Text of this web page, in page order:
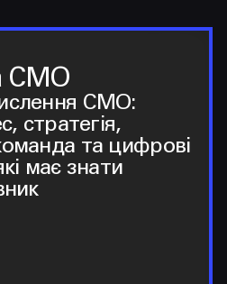
CMO
CMO:
стратегія,
та цифрові
має знати